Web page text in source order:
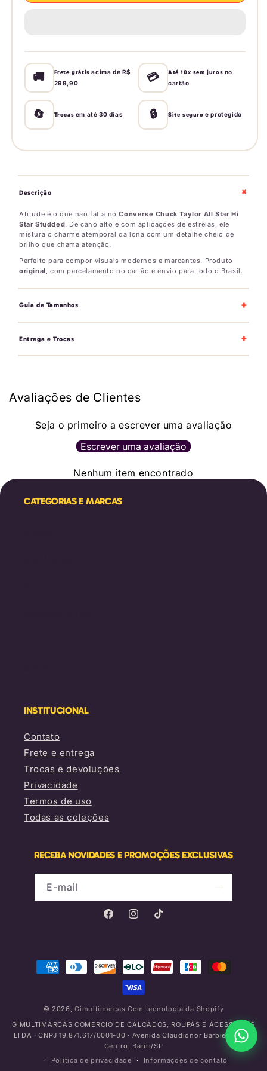
All
Star
Hi
Star
Studded
All
Hi
🚚 Frete grátis acima de R$
299,90
💳 Até 10x sem juros no
cartão
🔄 Trocas em até 30 dias 🔒 Site seguro e protegido
Descrição +
Atitude é o que não falta noConverse Chuck Taylor All Star Hi
Star Studded. De cano alto e com aplicações de estrelas, ele
mistura o charme atemporal da lona com um detalhe cheio de
brilho que chama atenção.
Perfeito para compor visuais modernos e marcantes. Produto
original , com parcelamento no cartão e envio para todo o Brasil.
Guia de Tamanhos +
Entrega e Trocas +
Avaliações de Clientes
Seja o primeiro a escrever uma avaliação
Escrever uma avaliação
Nenhum item encontrado
CATEGORIAS E MARCAS
INSTITUCIONAL
Contato
Frete e entrega
Trocas e devoluções
Privacidade
Termos de uso
Todas as coleções
RECEBA NOVIDADES E PROMOÇÕES EXCLUSIVAS
E-mail
FacebookInstagramTikTok
Formas
© 2026,Gimultimarcas Com tecnologia da Shopify
GIMULTIMARCAS COMERCIO DE CALCADOS, ROUPAS E ACESSORIOS
LTDA · CNPJ 19.871.617/0001-00 · Avenida Claudionor Barbieri, 775 -
Centro, Bariri/SP
Política de privacidade
Informações de contato